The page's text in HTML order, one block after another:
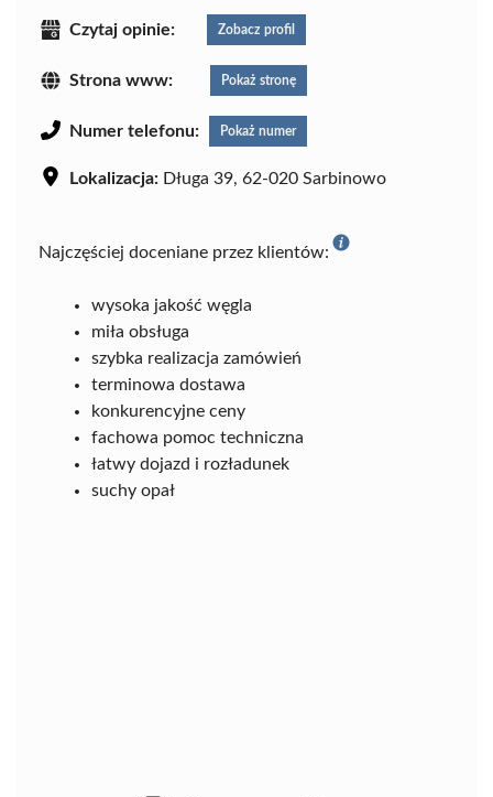
Czytaj opinie: Zobacz profil
Strona www: Pokaż stronę
Numer telefonu: Pokaż numer
Lokalizacja: Długa 39, 62-020 Sarbinowo
Najczęściej doceniane przez klientów:
wysoka jakość węgla
miła obsługa
szybka realizacja zamówień
terminowa dostawa
konkurencyjne ceny
fachowa pomoc techniczna
łatwy dojazd i rozładunek
suchy opał